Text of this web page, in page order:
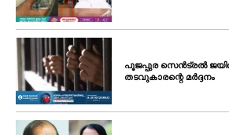
പൂജപ്പുര സെൻട്രൽ
തടവുകാരന്റെ മർദ്ദനം